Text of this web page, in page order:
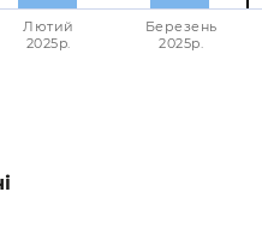
Лютий
2025p.
Березень
2025p.